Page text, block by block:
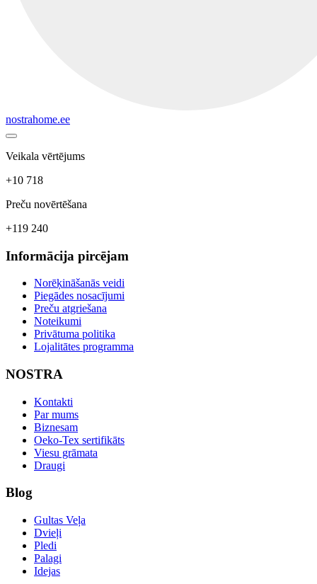
nostrahome.ee
Veikala vērtējums
+10 718
Preču novērtēšana
+119 240
Informācija pircējam
Norēķināšanās veidi
Piegādes nosacījumi
Preču atgriešana
Noteikumi
Privātuma politika
Lojalitātes programma
NOSTRA
Kontakti
Par mums
Biznesam
Oeko-Tex sertifikāts
Viesu grāmata
Draugi
Blog
Gultas Veļa
Dvieļi
Pledi
Palagi
Idejas